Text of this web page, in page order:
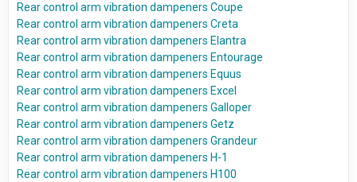
Rear control arm vibration dampeners Coupe
Rear control arm vibration dampeners Creta
Rear control arm vibration dampeners Elantra
Rear control arm vibration dampeners Entourage
Rear control arm vibration dampeners Equus
Rear control arm vibration dampeners Excel
Rear control arm vibration dampeners Galloper
Rear control arm vibration dampeners Getz
Rear control arm vibration dampeners Grandeur
Rear control arm vibration dampeners H-1
Rear control arm vibration dampeners H100